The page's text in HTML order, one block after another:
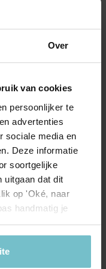
Over
van cookies
persoonlijker te
advertenties
sociale media en
Deze informatie
soortgelijke
uitgaan dat dit
op 'Oké, naar
handmatig je
eventueel een
een
voor voorraad
de woning en van
opslag en de
Daarnaast is er
op de eerste
te noemen en brengt
C
Vloerisolatie,
Dubbel glas, HR Glas
CV Ketel
CV Ketel
CV ValliantEcotec